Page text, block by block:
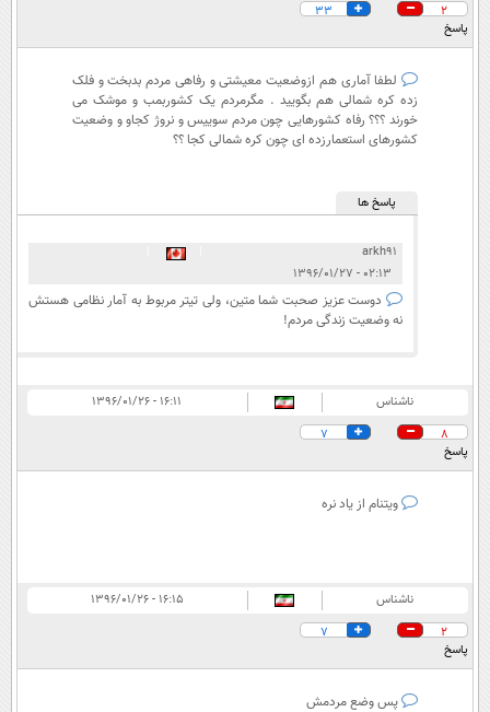
2
33
پاسخ
لطفا آماری هم ازوضعیت معیشتی و رفاهی مردم بدبخت و فلک
زده کره شمالی هم بگویید . مگرمردم یک کشوربمب و موشک می
خورند ؟؟؟ رفاه کشورهایی چون مردم سوییس و نروژ کجاو و وضعیت
کشورهای استعمارزده ای چون کره شمالی کجا ؟؟
پاسخ ها
arkh91
۰۲:۱۳ - ۱۳۹۶/۰۱/۲۷
دوست عزیز صحبت شما متین، ولی تیتر مربوط به آمار نظامی هستش
نه وضعیت زندگی مردم!
ناشناس
۱۶:۱۱ - ۱۳۹۶/۰۱/۲۶
8
7
پاسخ
ویتنام از یاد نره
ناشناس
۱۶:۱۵ - ۱۳۹۶/۰۱/۲۶
2
7
پاسخ
پس وضع مردمش